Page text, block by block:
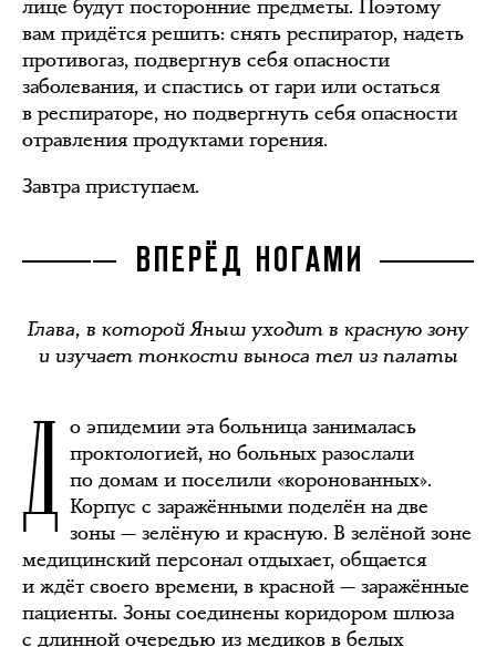
лице будут посторонние предметы. Поэтому
вам придётся решить: снять респиратор, надеть
противогаз, подвергнув себя опасности
заболевания, и спастись от гари или остаться
в респираторе, но подвергнуть себя опасности
отравления продуктами горения.
Завтра приступаем.
ВПЕРЁД НОГАМИ
Глава, в которой Яныш уходит в красную зону
и изучает тонкости выноса тел из палаты
Д о эпидемии эта больница занималась
проктологией, но больных разослали
по домам и поселили «коронованных».
Корпус с заражёнными поделён на две
зоны — зелёную и красную. В зелёной зоне
медицинский персонал отдыхает, общается
и ждёт своего времени, в красной — заражённые
пациенты. Зоны соединены коридором шлюза
с длинной очередью из медиков в белых